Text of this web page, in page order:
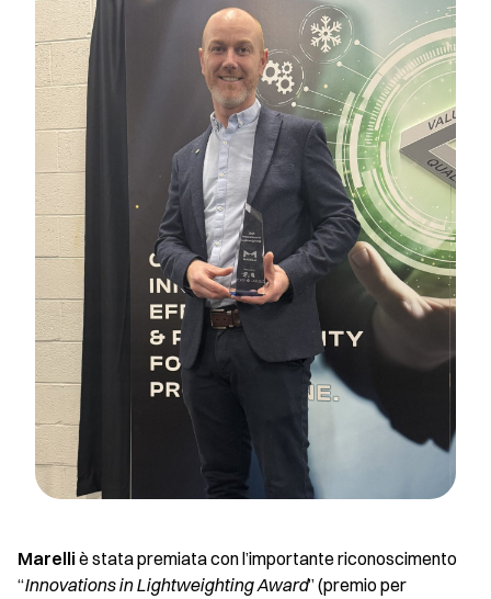
Marelliè stata premiata con l’importante riconoscimento
“Innovations in Lightweighting Award” (premio per